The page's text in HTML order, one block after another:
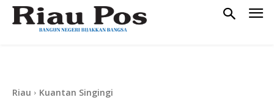
Riau Kuantan Singingi